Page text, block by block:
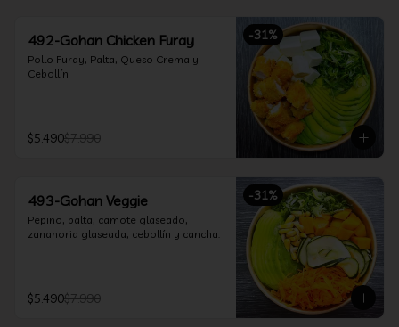
-31%
492-Gohan Chicken Furay
Pollo Furay, Palta, Queso Crema y
Cebollín
$5.490$7.990
-31%
493-Gohan Veggie
Pepino, palta, camote glaseado,
zanahoria glaseada, cebollín y cancha.
$5.490$7.990